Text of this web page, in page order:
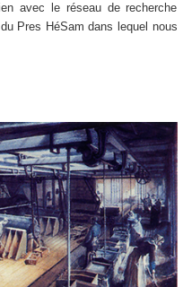
avec le réseau de recherche
Pres HéSam dans lequel nous